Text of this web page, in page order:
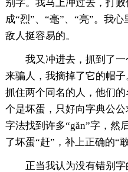
别字。我马上冲过去，打
成“烈”、“毫”、“亮”。我
敌人挺容易的。
我又冲进去，抓到了一
来骗人，我摘掉了它的帽
抓住两个同名的人，他们
个是坏蛋，只好向字典公
字法找到许多“gǎn”字，然
了坏蛋“赶”，补上正确的“敢
正当我认为没有错别